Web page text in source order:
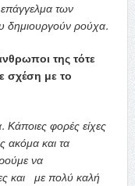
των
δημιουργούν ρούχα.
της τότε
σχέση με το
φορές είχες
ακόμα και τα
να
και με πολύ καλή